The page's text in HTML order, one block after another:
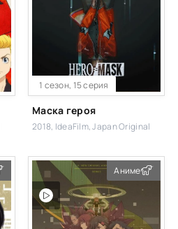
1 сезон, 15 серия
Маска героя
2018, IdeaFilm, Japan Original
Аниме